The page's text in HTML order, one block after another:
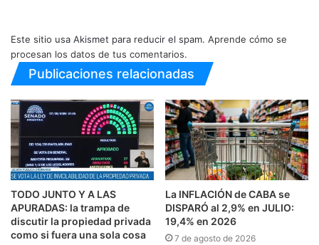
Este sitio usa Akismet para reducir el spam. Aprende cómo se
procesan los datos de tus comentarios.
Publicaciones relacionadas
TODO JUNTO Y A LAS
APURADAS: la trampa de
discutir la propiedad privada
como si fuera una sola cosa
La INFLACIÓN de CABA se
DISPARÓ al 2,9% en JULIO:
19,4% en 2026
7 de agosto de 2026